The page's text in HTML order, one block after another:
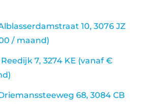
10, 3076 JZ
/ maand)
7, 3274 KE (vanaf €
68, 3084 CB